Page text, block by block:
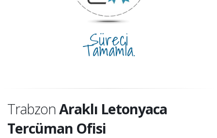
Süreci
Tamamla.
TrabzonAraklı Letonyaca
Tercüman Ofisi